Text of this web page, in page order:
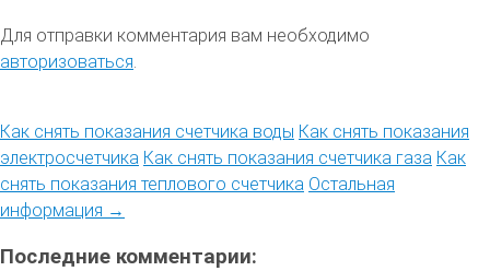
Для отправки комментария вам необходимо
авторизоваться
Как снять показания счетчика воды Как снять показания
электросчетчика Как снять показания счетчика газа Как
снять показания теплового счетчика Остальная
информация →
Последние комментарии: